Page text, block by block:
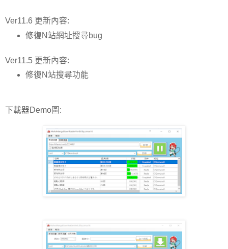
Ver11.6 更新內容:
修復N站網址搜尋bug
Ver11.5 更新內容:
修復N站搜尋功能
下載器Demo圖: